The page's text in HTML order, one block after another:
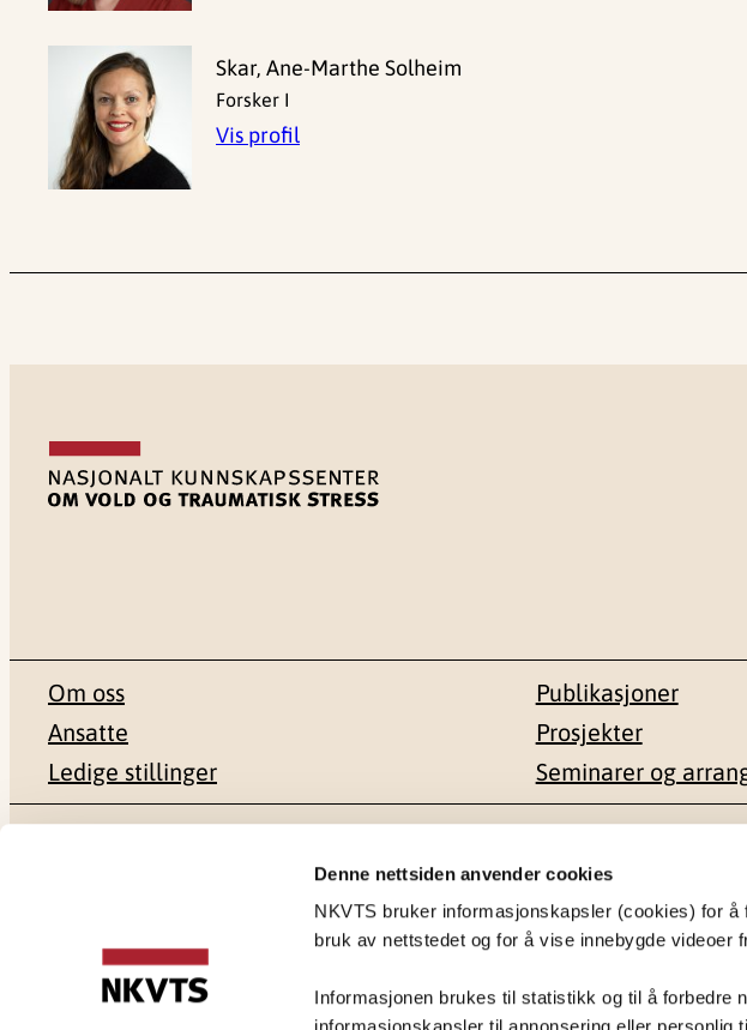
Denne nettsiden anvender cookies
NKVTS bruker informasjonskapsler (cookies) for
bruk av nettstedet og for å vise innebygde videoer
Informasjonen brukes til statistikk og til å forbedre
Skar, Ane-Marthe Solheim
Forsker I
Vis profil
Om oss
Ansatte
Ledige stillinger
Publikasjoner
Prosjekter
Seminarer og
0409 Oslo
Besøksadresse
Gullhaugveien 1-3